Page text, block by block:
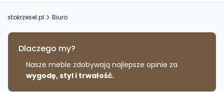
stokrzesel.pl Biuro
Dlaczego my?
Nasze meble zdobywają najlepsze opinie za
wygodę, styl i trwałość.